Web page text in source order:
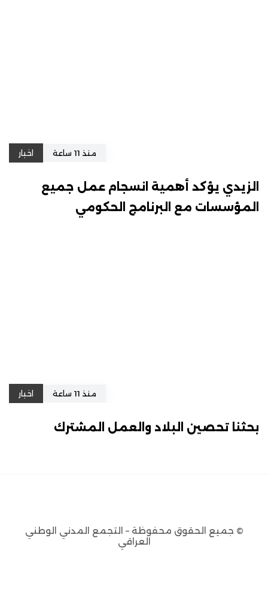
منذ 11 ساعة اخبار
الزيدي يؤكد أهمية انسجام عمل جميع
المؤسسات مع البرنامج الحكومي
منذ 11 ساعة اخبار
بحثنا تحصين البلاد والعمل المشترك
© جميع الحقوق محفوظة – التجمع المدني الوطني
العراقي